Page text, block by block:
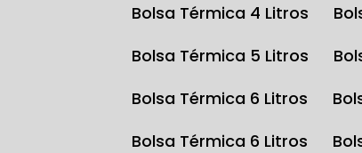
Bolsa Térmica 4 Litros
Bolsa Térmica 5 Litros
Bolsa Térmica 6 Litros
Bolsa Térmica 6 Litros